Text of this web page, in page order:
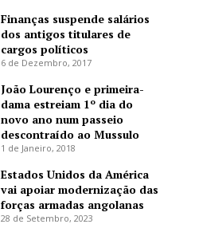
Finanças suspende salários
dos antigos titulares de
cargos políticos
6 de Dezembro, 2017
João Lourenço e primeira-
dama estreiam 1º dia do
novo ano num passeio
descontraído ao Mussulo
1 de Janeiro, 2018
Estados Unidos da América
vai apoiar modernização das
forças armadas angolanas
28 de Setembro, 2023